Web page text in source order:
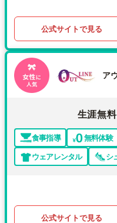
公式サイトで見る
ア
生涯無
食事指導 無料体験
ウェアレンタル
シ
公式サイトで見る